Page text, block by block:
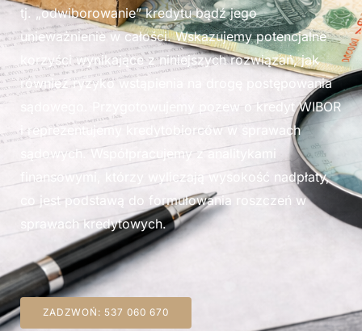
tj. „odwiborowanie” kredytu bądź jego
unieważnienie w całości. Wskazujemy potencjalne
korzyści wynikające z niniejszych rozwiązań, jak
również ryzyko wstąpienia na drogę postępowania
sądowego. Przygotowujemy pozew o kredyt WIBOR
i reprezentujemy kredytobiorców w sprawach
sądowych. Współpracujemy z analitykami
finansowymi, którzy wyliczają wysokość nadpłaty,
co jest podstawą do formułowania roszczeń w
sprawach kredytowych.
ZADZWOŃ: 537 060 670